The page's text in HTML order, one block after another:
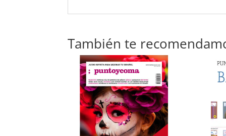
También te